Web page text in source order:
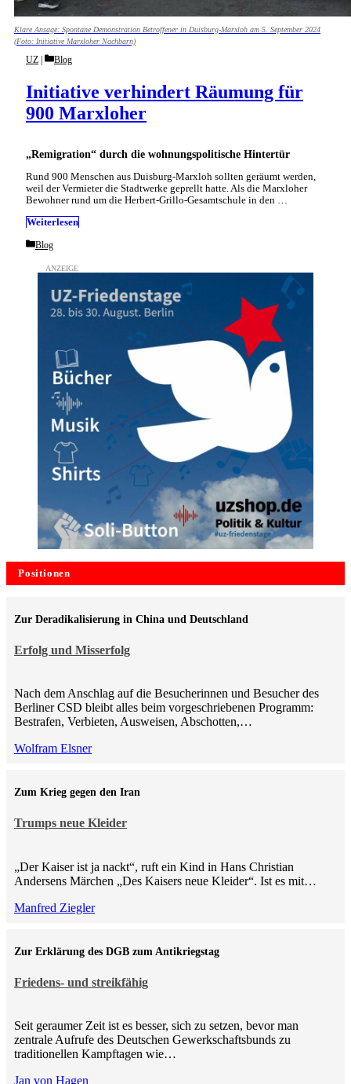
Klare Ansage: Spontane Demonstration Betroffener in Duisburg-Marxloh am 5. September 2024
(Foto: Initiative Marxloher Nachbarn)
„Remigration“ durch die wohnungspolitische Hintertür
Initiative verhindert Räumung für
900 Marxloher
UZ Categories
Blog
Rund 900 Menschen aus Duisburg-Marxloh sollten geräumt werden,
weil der Vermieter die Stadtwerke geprellt hatte. Als die Marxloher
Bewohner rund um die Herbert-Grillo-Gesamtschule in den …
Weiterlesen
Categories
Blog
Positionen
Erfolg und Misserfolg
Zur Deradikalisierung in China und Deutschland
Nach dem Anschlag auf die Besucherinnen und Besucher des
Berliner CSD bleibt alles beim vorgeschriebenen Programm:
Bestrafen, Verbieten, Ausweisen, Abschotten,…
Wolfram Elsner
Trumps neue Kleider
Zum Krieg gegen den Iran
„Der Kaiser ist ja nackt“, ruft ein Kind in Hans Christian
Andersens Märchen „Des Kaisers neue Kleider“. Ist es mit…
Manfred Ziegler
Friedens- und streikfähig
Zur Erklärung des DGB zum Antikriegstag
Seit geraumer Zeit ist es besser, sich zu setzen, bevor man
zentrale Aufrufe des Deutschen Gewerkschaftsbunds zu
traditionellen Kampftagen wie…
Jan von Hagen